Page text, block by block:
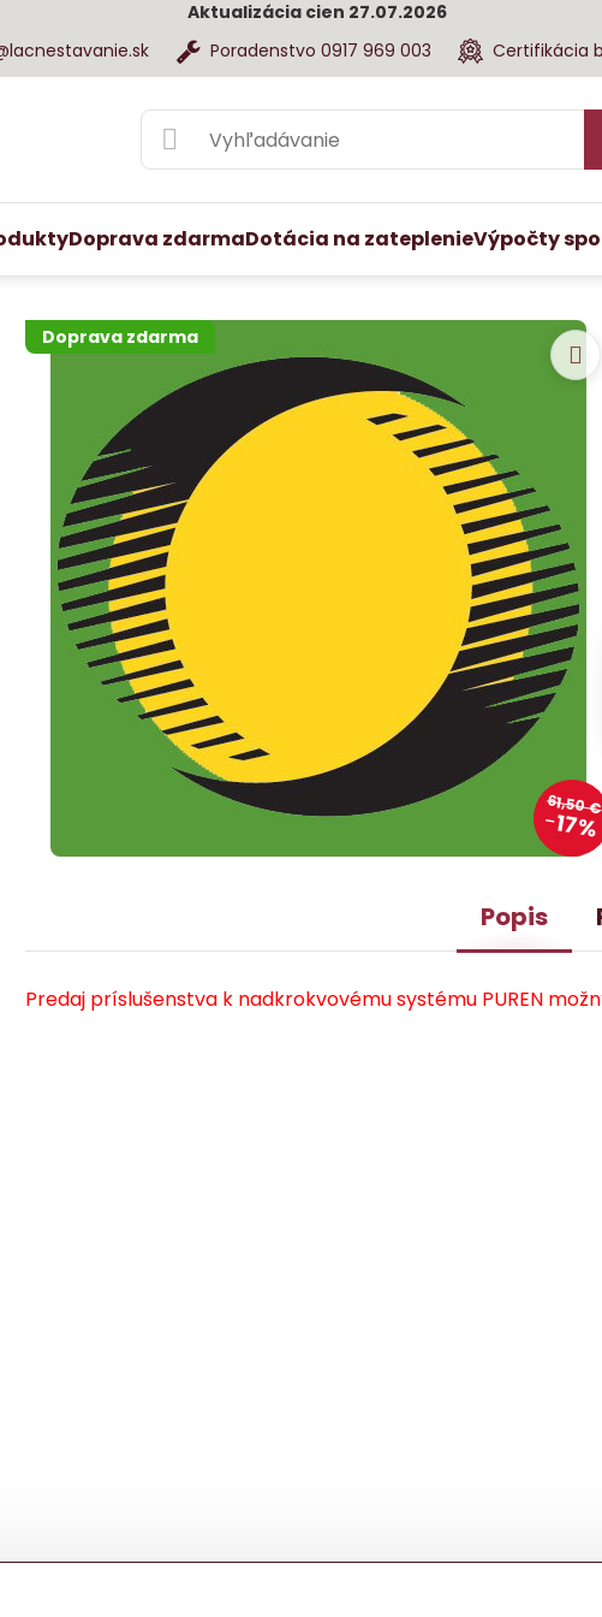
Aktualizácia cien 27.07.2026
Poradenstvo 0917 969 003 Certifikácia
Doprava zdarmaDotácia na zateplenieVýpočty
Doprava zdarma
61,50
17%
Popis
Predaj príslušenstva k nadkrokvovému systému PUREN